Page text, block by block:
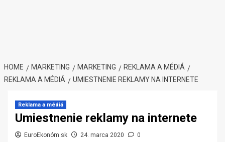
HOME MARKETING MARKETING
REKLAMA A MÉDIÁ
REKLAMA A MÉDIÁ
UMIESTNENIE REKLAMY NA INTERNETE
Reklama a médiá
Umiestnenie reklamy na internete
EuroEkonóm.sk 24. marca 2020 0